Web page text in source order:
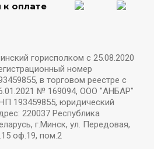
оплате
горисполком с 25.08.2020
номер
в торговом реестре с
№ 169094, ООО "АНБАР"
193459855, юридический
220037 Республика
г.Минск, ул. Передовая,
оф.19, пом.2